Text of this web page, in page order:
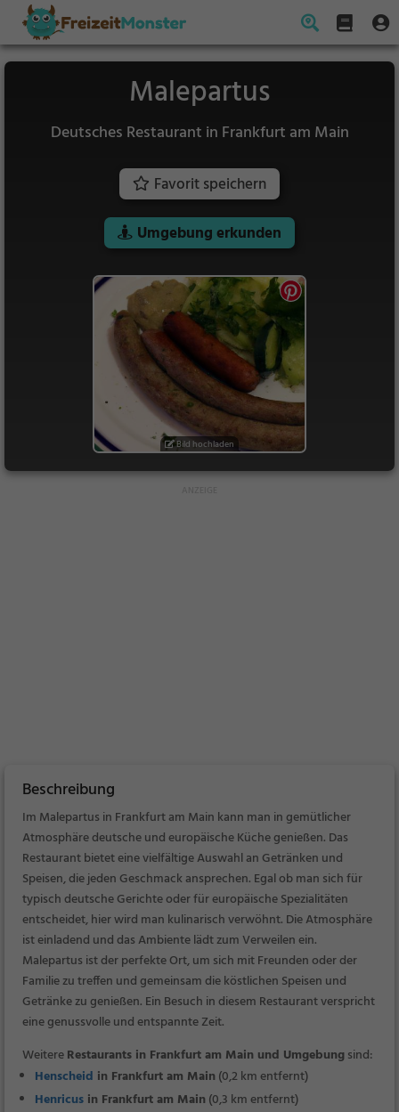
Malepartus
Deutsches Restaurant in Frankfurt am Main
Favorit speichern
Umgebung erkunden
Bild hochladen
Beschreibung
Im Malepartus in Frankfurt am Main kann man in gemütlicher
Atmosphäre deutsche und europäische Küche genießen. Das
Restaurant bietet eine vielfältige Auswahl an Getränken und
Speisen, die jeden Geschmack ansprechen. Egal ob man sich für
typisch deutsche Gerichte oder für europäische Spezialitäten
entscheidet, hier wird man kulinarisch verwöhnt. Die Atmosphäre
ist einladend und das Ambiente lädt zum Verweilen ein.
Malepartus ist der perfekte Ort, um sich mit Freunden oder der
Familie zu treffen und gemeinsam die köstlichen Speisen und
Getränke zu genießen. Ein Besuch in diesem Restaurant verspricht
eine genussvolle und entspannte Zeit.
WeitereRestaurants in Frankfurt am Main und Umgebungsind:
Henscheid in Frankfurt am Main (0,2 km entfernt)
Henricus in Frankfurt am Main (0,3 km entfernt)